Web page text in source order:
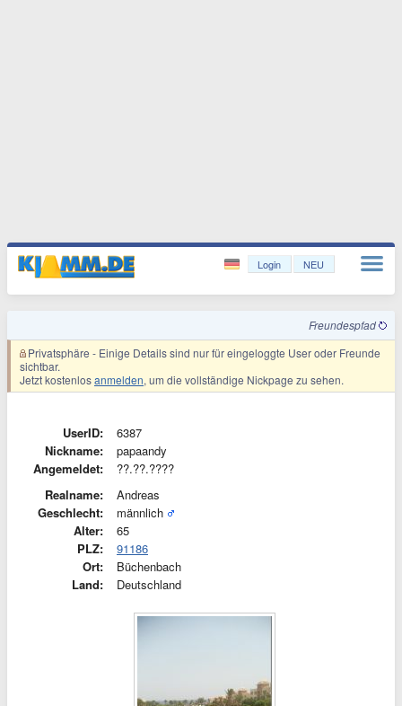
Login NEU
Freundespfad
Privatsphäre - Einige Details sind nur für eingeloggte User oder Freunde
sichtbar.
Jetzt kostenlosanmelden, um die vollständige Nickpage zu sehen.
UserID:
6387
Nickname:
papaandy
Angemeldet:
??.??.????
Realname:
Andreas
Geschlecht:
männlich
Alter:
65
PLZ:
91186
Ort:
Büchenbach
Land:
Deutschland